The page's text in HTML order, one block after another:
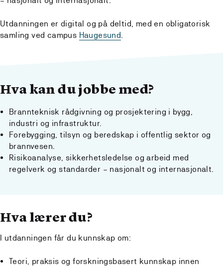
Utdanningen er digital og på deltid, med en obligatorisk
samling ved campus Haugesund.
Hva kan du jobbe med?
Brannteknisk rådgivning og prosjektering i bygg,
industri og infrastruktur.
Forebygging, tilsyn og beredskap i offentlig sektor og
brannvesen.
Risikoanalyse, sikkerhetsledelse og arbeid med
regelverk og standarder – nasjonalt og internasjonalt.
Hva lærer du?
I utdanningen får du kunnskap om:
Teori, praksis og forskningsbasert kunnskap innen